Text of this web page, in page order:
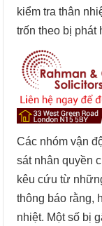
kiểm tra thân
trốn theo bị phát
Các nhóm vận
sát nhân quyền
kêu cứu từ
thông báo rằng,
nhiệt. Một số bị